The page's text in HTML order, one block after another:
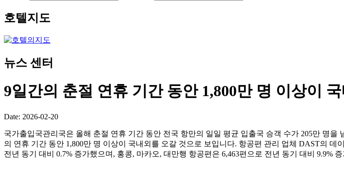
호텔지도
뉴스 센터
9일간의 춘절 연휴 기간 동안 1,800만 명 이상이
Date: 2026-02-20
국가출입국관리국은 올해 춘절 연휴 기간 동안 전국 항만의 일일 평균 입출국 승객 수가 205만 명
의 연휴 기간 동안 1,800만 명 이상이 국내외를 오갈 것으로 보입니다. 항공편 관리 업체 DAST의
전년 동기 대비 0.7% 증가했으며, 홍콩, 마카오, 대만행 항공편은 6,463편으로 전년 동기 대비 9.9%